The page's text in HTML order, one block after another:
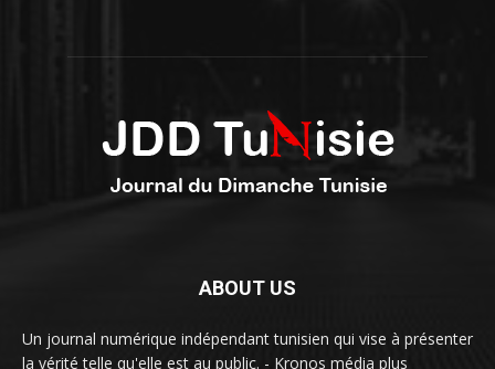
ABOUT US
Un journal numérique indépendant tunisien qui vise à présenter
la vérité telle qu'elle est au public. - Kronos média plus